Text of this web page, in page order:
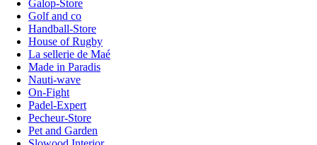
Galop-Store
Golf and co
Handball-Store
House of Rugby
La sellerie de Maé
Made in Paradis
Nauti-wave
On-Fight
Padel-Expert
Pecheur-Store
Pet and Garden